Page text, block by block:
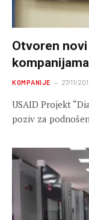
Otvoren
kompanijama
KOMPANIJE 27/11/
USAID Projekt
poziv za